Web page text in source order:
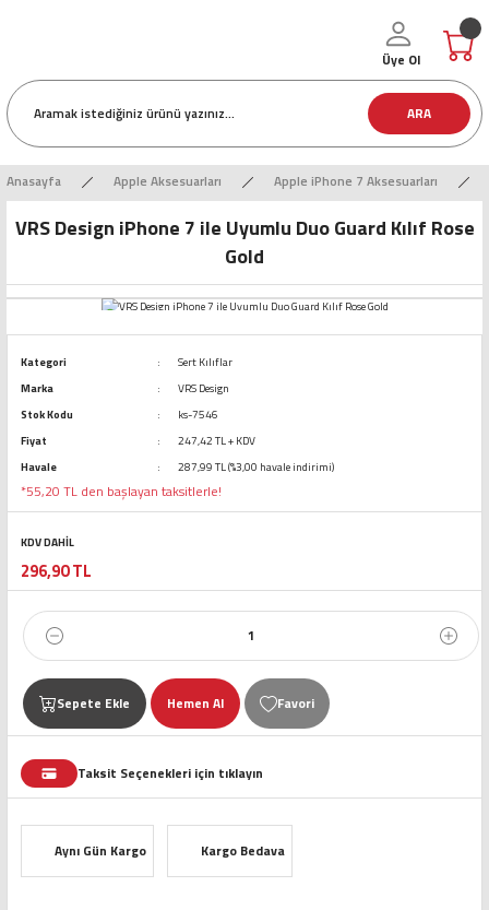
ARA
Üye Ol
Anasayfa Apple Aksesuarları Apple iPhone 7 Aksesuarları
VRS Design iPhone 7 ile Uyumlu Duo Guard Kılıf Rose
Gold
Kategori
Sert Kılıflar
Marka
VRS Design
Stok Kodu
ks-7546
Fiyat
247,42 TL + KDV
Havale
287,99 TL (%3,00 havale indirimi)
*55,20 TL den başlayan taksitlerle!
KDV DAHİL
296,90 TL
Sepete Ekle Hemen Al
Taksit Seçenekleri için tıklayın
Aynı Gün Kargo Kargo Bedava